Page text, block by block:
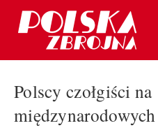
Polscy czołgiści na